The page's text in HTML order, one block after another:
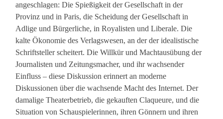
angeschlagen: Die Spießigkeit der Gesellschaft in der
Provinz und in Paris, die Scheidung der Gesellschaft in
Adlige und Bürgerliche, in Royalisten und Liberale. Die
kalte Ökonomie des Verlagswesen, an der der idealistische
Schriftsteller scheitert. Die Willkür und Machtausübung der
Journalisten und Zeitungsmacher, und ihr wachsender
Einfluss – diese Diskussion erinnert an moderne
Diskussionen über die wachsende Macht des Internet. Der
damalige Theaterbetrieb, die gekauften Claqueure, und die
Situation von Schauspielerinnen, ihren Gönnern und ihren